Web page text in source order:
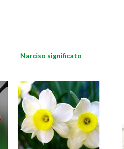
Narciso significato